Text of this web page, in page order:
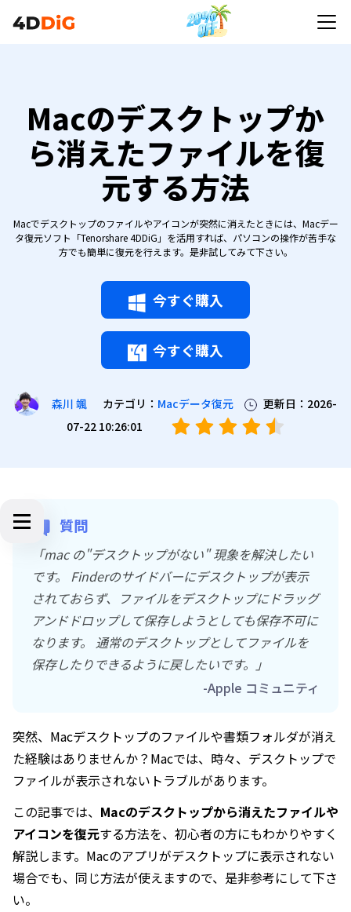
Macのデスクトップか
ら消えたファイルを復
元する方法
Macでデスクトップのファイルやアイコンが突然に消えたときには、Macデー
タ復元ソフト「Tenorshare 4DDiG」を活用すれば、パソコンの操作が苦手な
方でも簡単に復元を行えます。是非試してみて下さい。
今すぐ購入
今すぐ購入
森川 颯 カテゴリ： Macデータ復元
更新日：2026-
07-22 10:26:01
質問
「mac の"デスクトップがない" 現象を解決したい
です。 Finderのサイドバーにデスクトップが表示
されておらず、ファイルをデスクトップにドラッグ
アンドドロップして保存しようとしても保存不可に
なります。 通常のデスクトップとしてファイルを
保存したりできるように戻したいです。」
-Apple コミュニティ
突然、Macデスクトップのファイルや書類フォルダが消え
た経験はありませんか？Macでは、時々、デスクトップで
ファイルが表示されないトラブルがあります。
この記事では、 Macのデスクトップから消えたファイルや
アイコンを復元する方法を、初心者の方にもわかりやすく
解説します。Macのアプリがデスクトップに表示されない
場合でも、同じ方法が使えますので、是非参考にして下さ
い。